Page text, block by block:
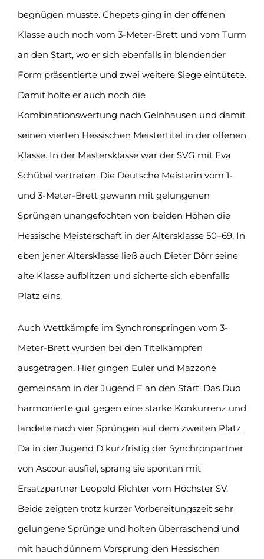
begnügen musste. Chepets ging in der offenen
Klasse auch noch vom 3-Meter-Brett und vom Turm
an den Start, wo er sich ebenfalls in blendender
Form präsentierte und zwei weitere Siege eintütete.
Damit holte er auch noch die
Kombinationswertung nach Gelnhausen und damit
seinen vierten Hessischen Meistertitel in der offenen
Klasse. In der Mastersklasse war der SVG mit Eva
Schübel vertreten. Die Deutsche Meisterin vom 1-
und 3-Meter-Brett gewann mit gelungenen
Sprüngen unangefochten von beiden Höhen die
Hessische Meisterschaft in der Altersklasse 50–69. In
eben jener Altersklasse ließ auch Dieter Dörr seine
alte Klasse aufblitzen und sicherte sich ebenfalls
Platz eins.
Auch Wettkämpfe im Synchronspringen vom 3-
Meter-Brett wurden bei den Titelkämpfen
ausgetragen. Hier gingen Euler und Mazzone
gemeinsam in der Jugend E an den Start. Das Duo
harmonierte gut gegen eine starke Konkurrenz und
landete nach vier Sprüngen auf dem zweiten Platz.
Da in der Jugend D kurzfristig der Synchronpartner
von Ascour ausfiel, sprang sie spontan mit
Ersatzpartner Leopold Richter vom Höchster SV.
Beide zeigten trotz kurzer Vorbereitungszeit sehr
gelungene Sprünge und holten überraschend und
mit hauchdünnem Vorsprung den Hessischen